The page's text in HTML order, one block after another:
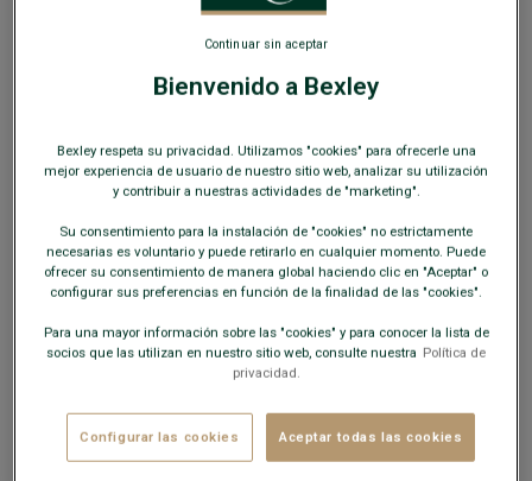
… Y SE BENEFICIA DE UN CHEQUE
DE FIDELIDAD
su cheque de fidelidad.
Su valor corresponde al5 % del importe acumulado.
POR EJEMPLO:
200 € de compra por valor de 10 €
400 € de compra por valor de 20 €
Bienvenido a Bexley
Bexley respeta su privacidad. Utilizamos "cookies" para ofrecerle una
mejor experiencia de usuario de nuestro sitio web, analizar su utilización
y contribuir a nuestras actividades de "marketing".
Su consentimiento para la instalación de "cookies" no estrictamente
necesarias es voluntario y puede retirarlo en cualquier momento. Puede
ofrecer su consentimiento de manera global haciendo clic en "Aceptar" o
configurar sus preferencias en función de la finalidad de las "cookies".
Para una mayor información sobre las "cookies" y para conocer la lista de
socios que las utilizan en nuestro sitio web, consulte nuestra Política de
privacidad.
Configurar las cookies Aceptar todas las cookies
Continuar sin aceptar